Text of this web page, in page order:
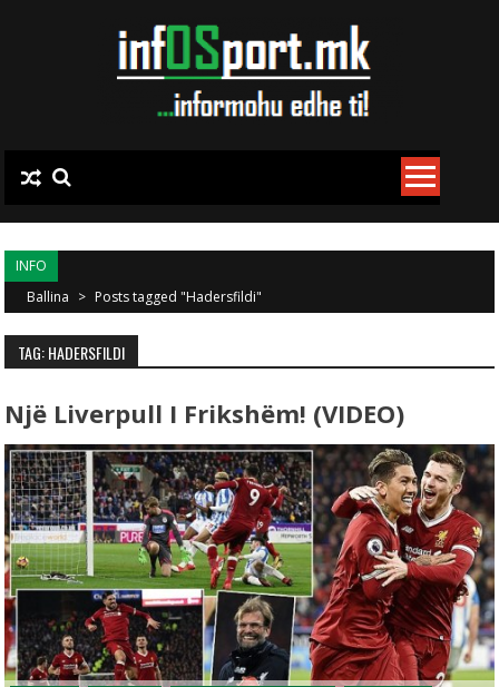
INFO
Ballina > Posts tagged "Hadersfildi"
TAG: HADERSFILDI
Një Liverpull I Frikshëm! (VIDEO)